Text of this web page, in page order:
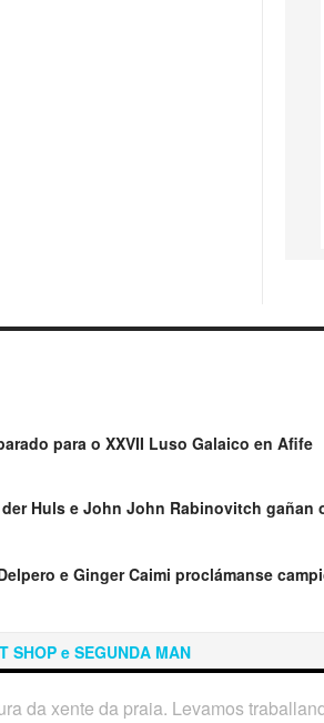
para o XXVII Luso Galaico en Afife
Huls e John John Rabinovitch gañan
e Ginger Caimi proclámanse
da xente da praia. Levamos